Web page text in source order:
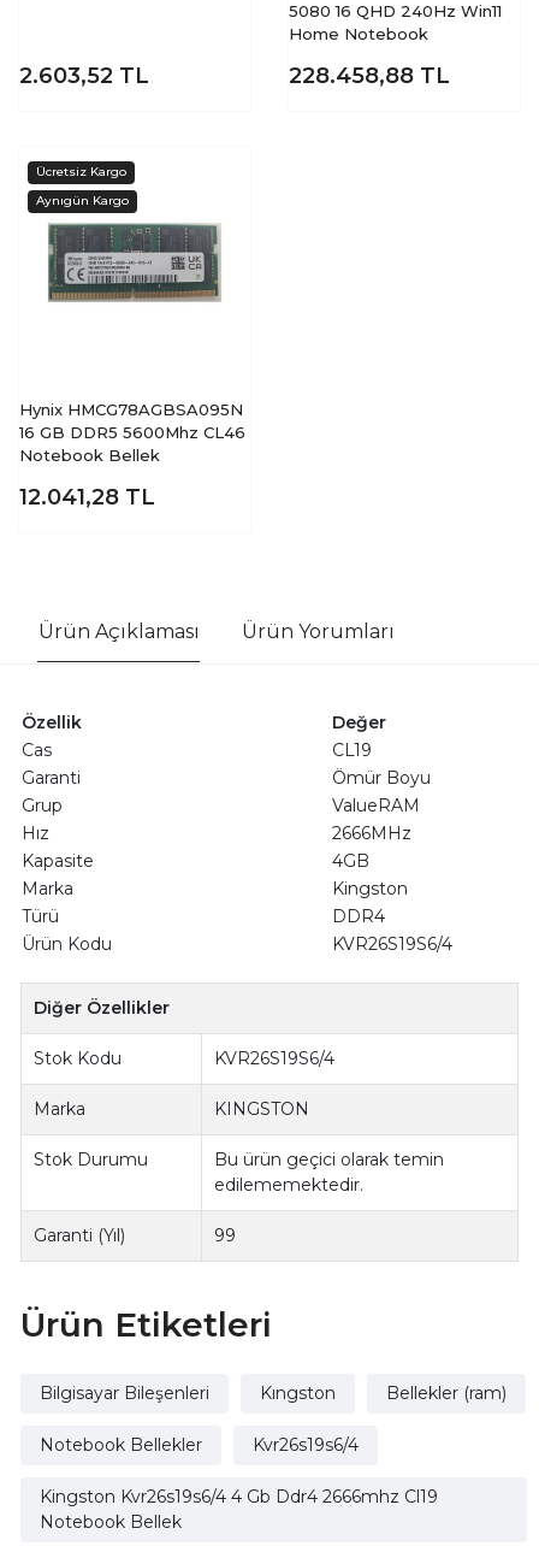
2.603,52 TL
5080 16 QHD 240Hz Win11
Home Notebook
228.458,88 TL
Hynix HMCG78AGBSA095N
16 GB DDR5 5600Mhz CL46
Notebook Bellek
12.041,28 TL
Ürün Açıklaması Ürün Yorumları
Özellik
Değer
Cas
CL19
Garanti
Ömür Boyu
Grup
ValueRAM
Hız
2666MHz
Kapasite
4GB
Marka
Kingston
Türü
DDR4
Ürün Kodu
KVR26S19S6/4
Diğer Özellikler
Stok Kodu KVR26S19S6/4
Marka KINGSTON
Stok Durumu
Bu ürün geçici olarak temin
edilememektedir.
Garanti (Yıl) 99
Ürün Etiketleri
Bilgisayar Bileşenleri Kıngston Bellekler (ram)
Notebook Bellekler Kvr26s19s6/4
Kingston Kvr26s19s6/4 4 Gb Ddr4 2666mhz Cl19
Notebook Bellek